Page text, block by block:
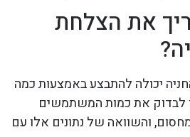
את הצלחת
יכולה להתבצע באמצעות כמה
לבדוק את כמות המשתמשים
והשוואה של נתונים אלו עם